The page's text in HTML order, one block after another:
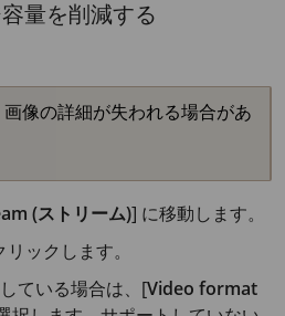
量を削減する
像の詳細が失われる場合があ
(ストリーム)] に移動します。
リックします。
ている場合は、[Video format